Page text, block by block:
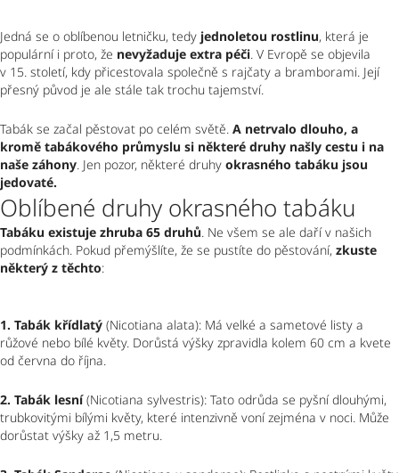
Jedná se o oblíbenou letničku, tedy jednoletou rostlinu, která je
populární i proto, že nevyžaduje extra péči. V Evropě se objevila
v 15. století, kdy přicestovala společně s rajčaty a bramborami. Její
přesný původ je ale stále tak trochu tajemství.
Tabák se začal pěstovat po celém světě. A netrvalo dlouho, a
kromě tabákového průmyslu si některé druhy našly cestu i na
naše záhony. Jen pozor, některé druhy okrasného tabáku jsou
jedovaté.
Oblíbené druhy okrasného tabáku
Tabáku existuje zhruba 65 druhů. Ne všem se ale daří v našich
podmínkách. Pokud přemýšlíte, že se pustíte do pěstování, zkuste
některý z těchto:
1. Tabák křídlatý (Nicotiana alata): Má velké a sametové listy a
růžové nebo bílé květy. Dorůstá výšky zpravidla kolem 60 cm a kvete
od června do října.
2. Tabák lesní (Nicotiana sylvestris): Tato odrůda se pyšní dlouhými,
trubkovitými bílými květy, které intenzivně voní zejména v noci. Může
dorůstat výšky až 1,5 metru.